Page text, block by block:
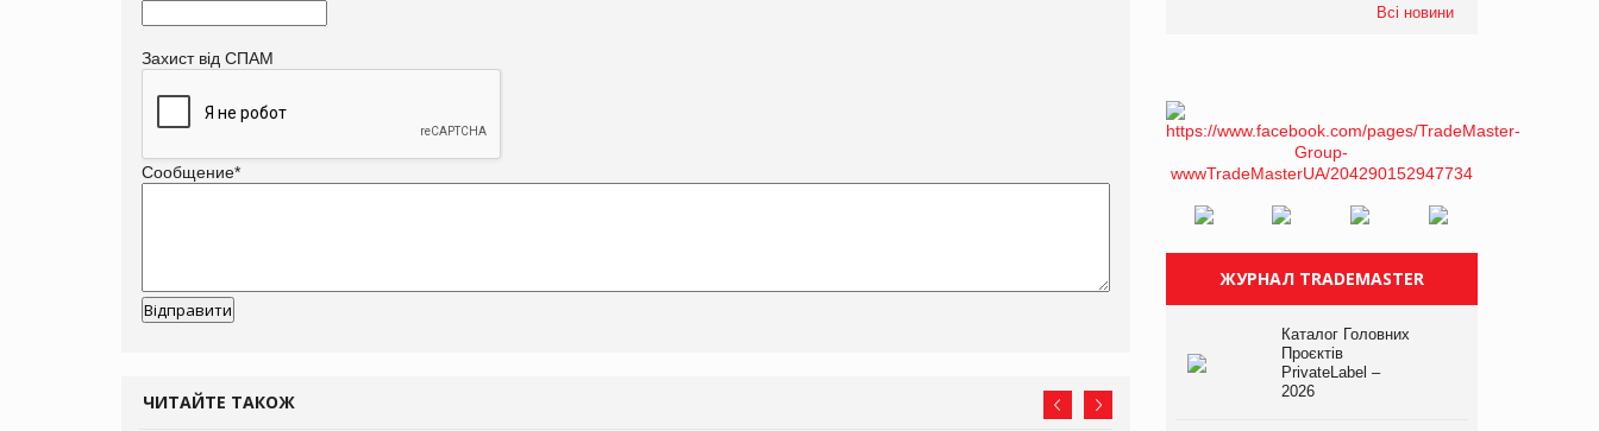
Захист від СПАМ
Сообщение*
ЧИТАЙТЕ ТАКОЖ
Всі новини
ЖУРНАЛ TRADEMASTER
Каталог Головних
Проєктів
PrivateLabel –
2026